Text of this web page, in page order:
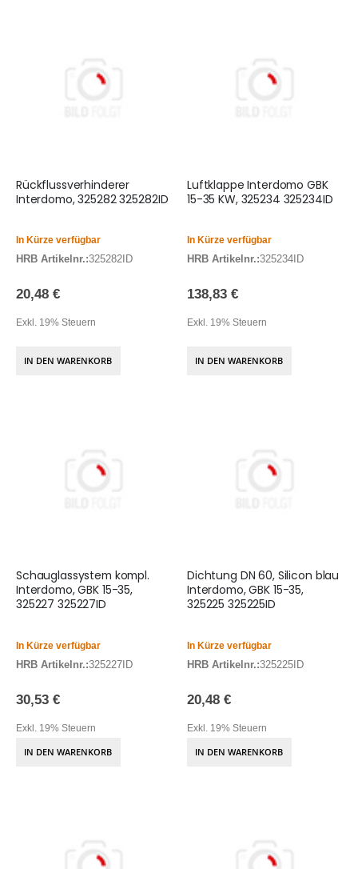
Rückflussverhinderer
Interdomo, 325282 325282ID
In Kürze verfügbar
HRB Artikelnr.:325282ID
20,48 €
Exkl. 19% Steuern
IN DEN WARENKORB
Luftklappe Interdomo GBK
15-35 KW, 325234 325234ID
In Kürze verfügbar
HRB Artikelnr.:325234ID
138,83 €
Exkl. 19% Steuern
IN DEN WARENKORB
Schauglassystem kompl.
Interdomo, GBK 15-35,
325227 325227ID
In Kürze verfügbar
HRB Artikelnr.:325227ID
30,53 €
Exkl. 19% Steuern
IN DEN WARENKORB
Dichtung DN 60, Silicon blau
Interdomo, GBK 15-35,
325225 325225ID
In Kürze verfügbar
HRB Artikelnr.:325225ID
20,48 €
Exkl. 19% Steuern
IN DEN WARENKORB